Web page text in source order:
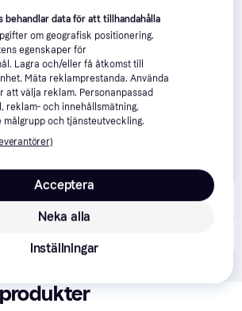
5.0(1)
behandlar data för att tillhandahålla
om geografisk positionering.
egenskaper för
Lagra och/eller få åtkomst till
Mäta reklamprestanda. Använda
att välja reklam. Personanpassad
reklam- och innehållsmätning,
målgrupp och tjänsteutveckling.
Neka alla
Acceptera
Inställningar